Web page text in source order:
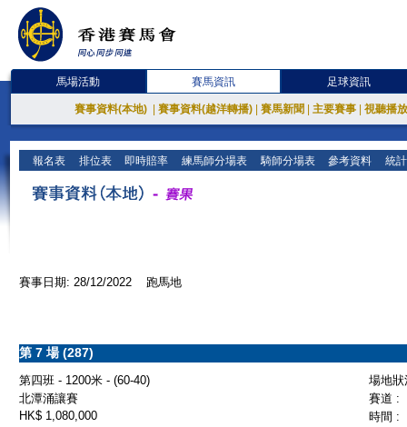
馬場活動 賽馬資訊 足球資訊
賽事資料(本地) 賽事資料(越洋轉播) 賽馬新聞 主要賽事 視聽播
報名表 排位表 即時賠率 練馬師分場表 騎師分場表 參考資料 統
賽事日期: 28/12/2022 跑馬地
第 7 場 (287)
第四班 - 1200米 - (60-40)
場地
北潭涌讓賽
賽道 :
HK$ 1,080,000
時間 :